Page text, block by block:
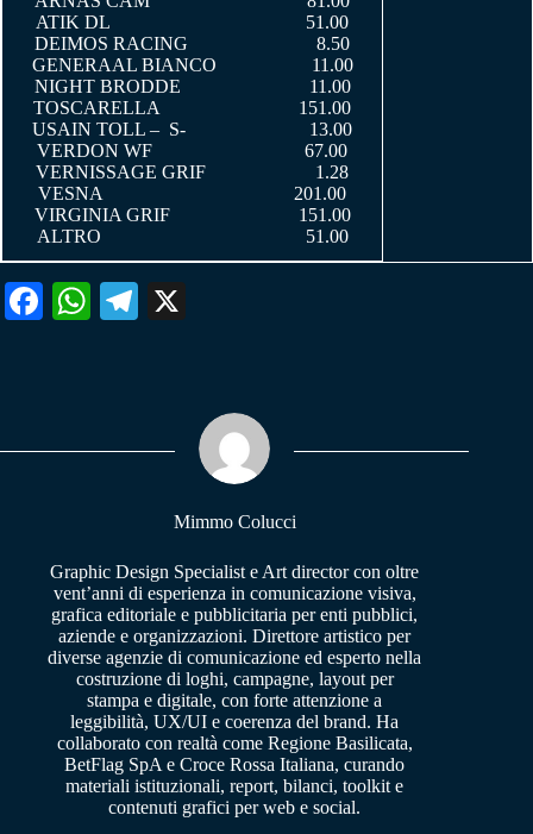
ATIK DL 51.00
DEIMOS RACING 8.50
GENERAAL BIANCO 11.00
NIGHT BRODDE 11.00
TOSCARELLA 151.00
USAIN TOLL – S- 13.00
VERDON WF 67.00
VERNISSAGE GRIF 1.28
VESNA 201.00
VIRGINIA GRIF 151.00
ALTRO 51.00
Fa W
pp
Te
m
Mimmo Colucci
Graphic Design Specialist e Art director con oltre
vent’anni di esperienza in comunicazione visiva,
grafica editoriale e pubblicitaria per enti pubblici,
aziende e organizzazioni. Direttore artistico per
diverse agenzie di comunicazione ed esperto nella
costruzione di loghi, campagne, layout per
stampa e digitale, con forte attenzione a
leggibilità, UX/UI e coerenza del brand. Ha
collaborato con realtà come Regione Basilicata,
BetFlag SpA e Croce Rossa Italiana, curando
materiali istituzionali, report, bilanci, toolkit e
contenuti grafici per web e social.